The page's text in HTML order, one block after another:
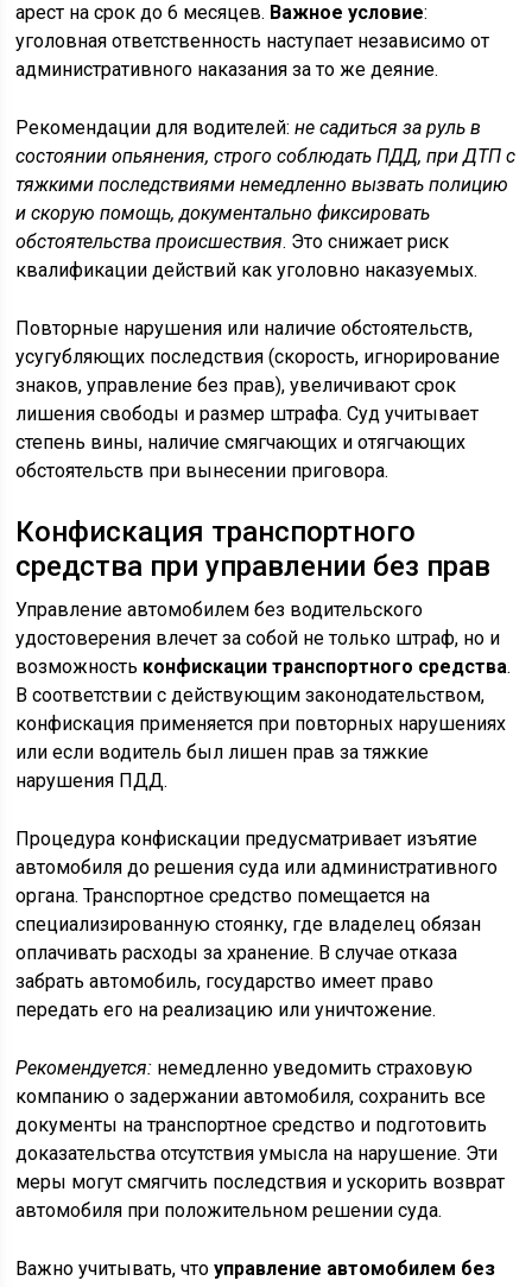
арест на срок до 6 месяцев. Важное условие:
уголовная ответственность наступает независимо от
административного наказания за то же деяние.
Рекомендации для водителей:не садиться за руль в
состоянии опьянения, строго соблюдать ПДД, при ДТП с
тяжкими последствиями немедленно вызвать полицию
и скорую помощь, документально фиксировать
обстоятельства происшествия. Это снижает риск
квалификации действий как уголовно наказуемых.
Повторные нарушения или наличие обстоятельств,
усугубляющих последствия (скорость, игнорирование
знаков, управление без прав), увеличивают срок
лишения свободы и размер штрафа. Суд учитывает
степень вины, наличие смягчающих и отягчающих
обстоятельств при вынесении приговора.
Конфискация транспортного
средства при управлении без прав
Управление автомобилем без водительского
удостоверения влечет за собой не только штраф, но и
возможность конфискации транспортного средства.
В соответствии с действующим законодательством,
конфискация применяется при повторных нарушениях
или если водитель был лишен прав за тяжкие
нарушения ПДД.
Процедура конфискации предусматривает изъятие
автомобиля до решения суда или административного
органа. Транспортное средство помещается на
специализированную стоянку, где владелец обязан
оплачивать расходы за хранение. В случае отказа
забрать автомобиль, государство имеет право
передать его на реализацию или уничтожение.
Рекомендуется: немедленно уведомить страховую
компанию о задержании автомобиля, сохранить все
документы на транспортное средство и подготовить
доказательства отсутствия умысла на нарушение. Эти
меры могут смягчить последствия и ускорить возврат
автомобиля при положительном решении суда.
Важно учитывать, чтоуправление автомобилем без